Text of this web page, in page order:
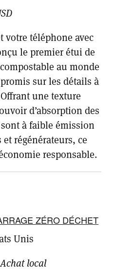
votre téléphone avec
le premier étui de
au monde
sur les détails à
une texture
d’absorption des
à faible émission
régénérateurs, ce
responsable.
ZÉRO DÉCHET
Unis
local